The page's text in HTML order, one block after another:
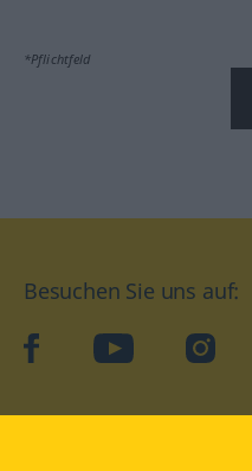
*Pflichtfeld
Besuchen Sie uns auf:
facebookYouTube